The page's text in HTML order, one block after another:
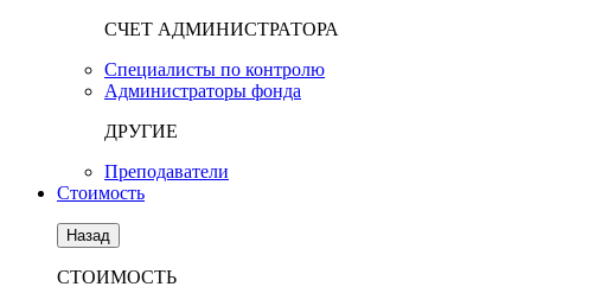
СЧЕТ АДМИНИСТРАТОРА
Специалисты по контролю
Администраторы фонда
ДРУГИЕ
Преподаватели
Стоимость
Назад
СТОИМОСТЬ